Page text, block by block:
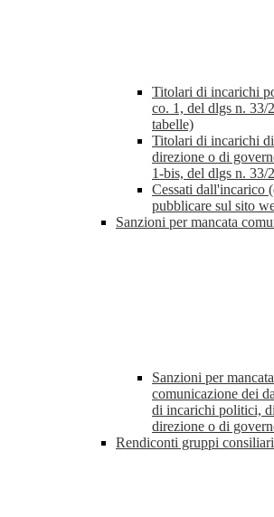
Titolari di incarichi
co. 1, del dlgs n. 33/
tabelle)
Titolari di incarichi
direzione o di
1-bis, del dlgs n. 33/
Cessati dall'incarico
pubblicare sul sito
Sanzioni per mancata
Sanzioni per
comunicazione dei
di incarichi politici,
direzione o di
Rendiconti gruppi